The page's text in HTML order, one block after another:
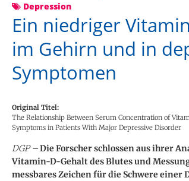
Depression
Ein niedriger
im Gehirn und in
Symptomen
Original Titel:
The Relationship Between Serum Concentration of
Symptoms in Patients With Major Depressive Disorder
DGP –Die Forscher schlossen aus ihrer
Vitamin-D-Gehalt des Blutes und
messbares Zeichen für die Schwere